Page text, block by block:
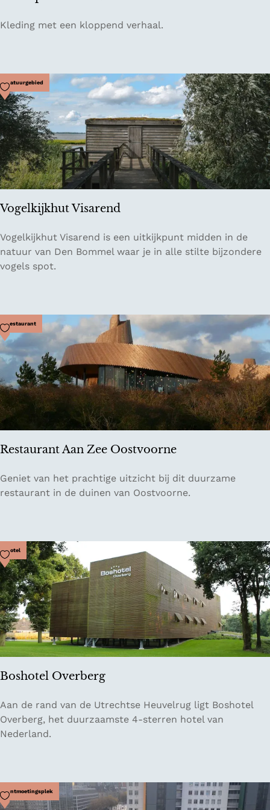
U
e
g
k
h
o
f
C
e
p
t
s
t
o
r
e
a
u
r
-
Kleding met een kloppend verhaal.
Vogelkijkhut Visarend
V
o
g
i
j
k
h
u
V
i
a
e
n
Natuurgebied
Voeg toe als favoriet
Vogelkijkhut Visarend is een uitkijkpunt midden in de
natuur van Den Bommel waar je in alle stilte bijzondere
vogels spot.
Restaurant Aan Zee Oostvoorne
R
e
u
r
a
n
t
A
a
n
e
O
o
s
o
o
Restaurant
Voeg toe als favoriet
Geniet van het prachtige uitzicht bij dit duurzame
restaurant in de duinen van Oostvoorne.
Boshotel Overberg
B
o
s
e
l
Hotel
Voeg toe als favoriet
Aan de rand van de Utrechtse Heuvelrug ligt Boshotel
Overberg, het duurzaamste 4-sterren hotel van
Nederland.
Ontmoetingsplek
Voeg toe als favoriet